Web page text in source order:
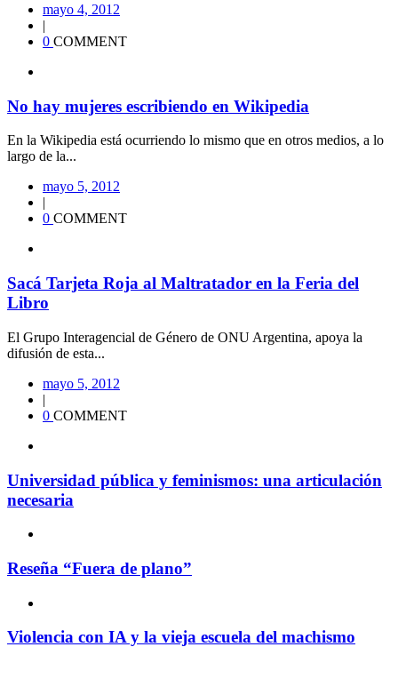
mayo 4, 2012
|
0 COMMENT
No hay mujeres escribiendo en Wikipedia
En la Wikipedia está ocurriendo lo mismo que en otros medios, a lo
largo de la...
mayo 5, 2012
|
0 COMMENT
Sacá Tarjeta Roja al Maltratador en la Feria del
Libro
El Grupo Interagencial de Género de ONU Argentina, apoya la
difusión de esta...
mayo 5, 2012
|
0 COMMENT
Universidad pública y feminismos: una articulación
necesaria
Reseña “Fuera de plano”
Violencia con IA y la vieja escuela del machismo